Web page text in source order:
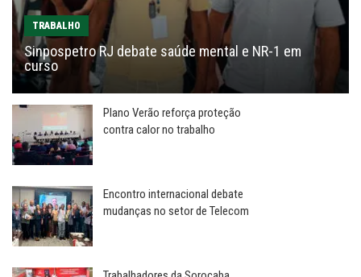
TRABALHO
Sinpospetro RJ debate saúde mental e NR-1 em
curso
Plano Verão reforça proteção
contra calor no trabalho
Encontro internacional debate
mudanças no setor de Telecom